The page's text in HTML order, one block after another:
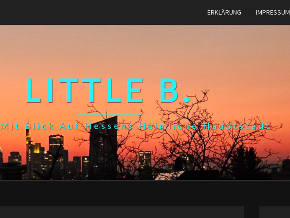
ERKLÄRUNG IMPRESSUM
LITTLE B.
Blick Auf Hessens Heimliche Hauptstadt